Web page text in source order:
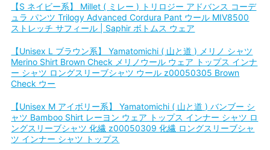
【S ネイビー系】 Millet ( ミレー ) トリロジー アドバンス コーデ
ュラ パンツ Trilogy Advanced Cordura Pant ウール MIV8500
ストレッチ サフィール | Saphir ボトムス ウェア
【Unisex L ブラウン系】 Yamatomichi ( 山と道 ) メリノ シャツ
Merino Shirt Brown Check メリノウール ウェア トップス インナ
ー シャツ ロングスリーブシャツ ウール z00050305 Brown
Check ウー
【Unisex M アイボリー系】 Yamatomichi ( 山と道 ) バンブー シ
ャツ Bamboo Shirt レーヨン ウェア トップス インナー シャツ ロ
ングスリーブシャツ 化繊 z00050309 化繊 ロングスリーブシャ
ツ インナー シャツ トップス